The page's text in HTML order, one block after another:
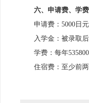
六、申请费、学
申请费：5000日
入学金：被录取
学费：每年
住宿费：至少前